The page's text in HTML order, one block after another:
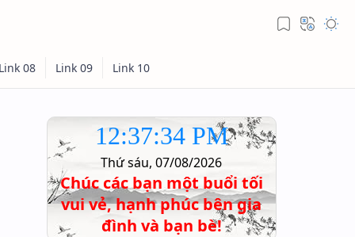
12:37:35 PM
Thứ sáu, 07/08/2026
Chúc các bạn một buổi tối
vui vẻ, hạnh phúc bên gia
đình và bạn bè!